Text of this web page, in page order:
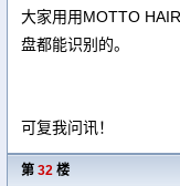
大家用用MOTTO
盘都能识别的。
可复我问讯！
第 32 楼